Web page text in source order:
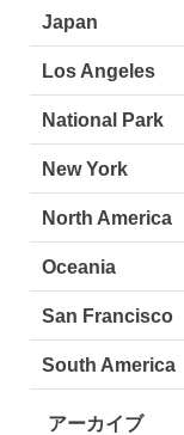
Japan
Los Angeles
National Park
New York
North America
Oceania
San Francisco
South America
アーカイブ